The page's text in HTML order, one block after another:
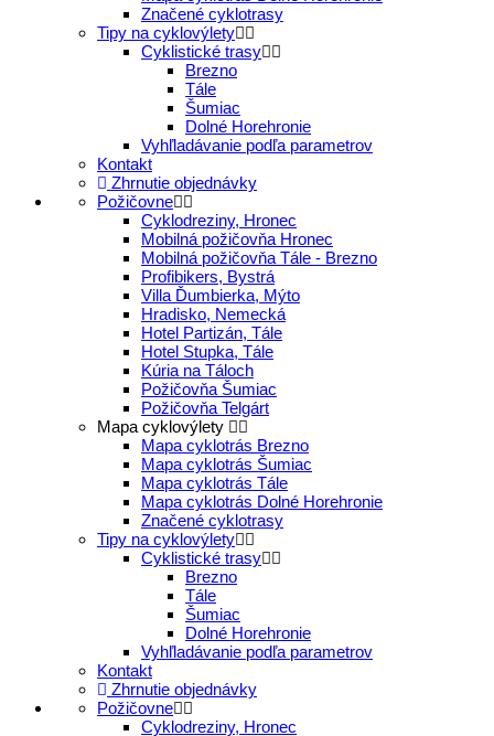
Značené cyklotrasy
Tipy na cyklovýlety
Cyklistické trasy
Brezno
Tále
Šumiac
Dolné Horehronie
Vyhľladávanie podľa parametrov
Kontakt
Zhrnutie objednávky
Požičovne
Cyklodreziny, Hronec
Mobilná požičovňa Hronec
Mobilná požičovňa Tále - Brezno
Profibikers, Bystrá
Villa Ďumbierka, Mýto
Hradisko, Nemecká
Hotel Partizán, Tále
Hotel Stupka, Tále
Kúria na Táloch
Požičovňa Šumiac
Požičovňa Telgárt
Mapa cyklovýlety
Mapa cyklotrás Brezno
Mapa cyklotrás Šumiac
Mapa cyklotrás Tále
Mapa cyklotrás Dolné Horehronie
Značené cyklotrasy
Tipy na cyklovýlety
Cyklistické trasy
Brezno
Tále
Šumiac
Dolné Horehronie
Vyhľladávanie podľa parametrov
Kontakt
Zhrnutie objednávky
Požičovne
Cyklodreziny, Hronec